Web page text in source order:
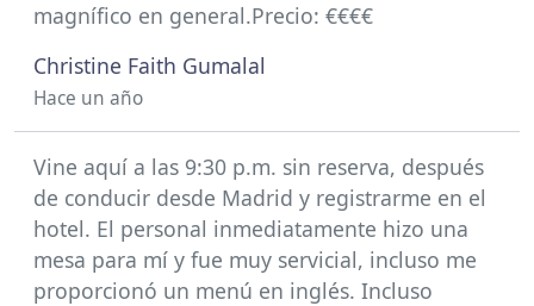
magnífico en general.Precio: €€€€
Christine Faith Gumalal
Hace un año
Vine aquí a las 9:30 p.m. sin reserva, después
de conducir desde Madrid y registrarme en el
hotel. El personal inmediatamente hizo una
mesa para mí y fue muy servicial, incluso me
proporcionó un menú en inglés. Incluso